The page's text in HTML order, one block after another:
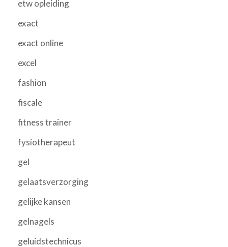
etw opleiding
exact
exact online
excel
fashion
fiscale
fitness trainer
fysiotherapeut
gel
gelaatsverzorging
gelijke kansen
gelnagels
geluidstechnicus